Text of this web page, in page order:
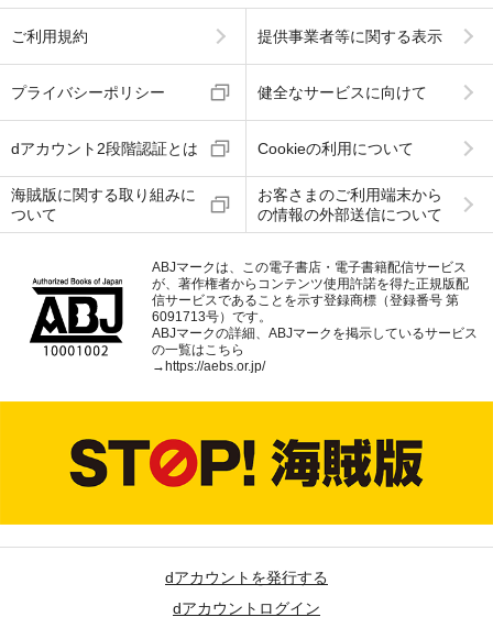
ご利用規約 提供事業者等に関する表示
プライバシーポリシー 健全なサービスに向けて
dアカウント2段階認証とは Cookieの利用について
海賊版に関する取り組みに
ついて
お客さまのご利用端末から
の情報の外部送信について
ABJマークは、この電子書店・電子書籍配信サービス
が、著作権者からコンテンツ使用許諾を得た正規版配
信サービスであることを示す登録商標（登録番号 第
6091713号）です。
ABJマークの詳細、ABJマークを掲示しているサービス
の一覧はこちら
→ https://aebs.or.jp/
dアカウントを発行する
dアカウントログイン